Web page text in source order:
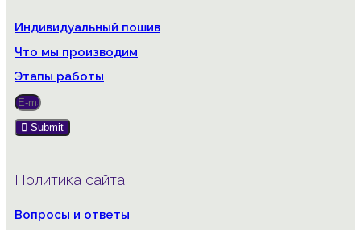
Индивидуальный пошив
Что мы производим
Этапы работы
Submit
Политика сайта
Вопросы и ответы